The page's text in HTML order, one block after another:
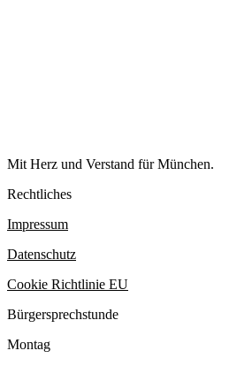
Mit Herz und Verstand für München.
Rechtliches
Impressum
Datenschutz
Cookie Richtlinie EU
Bürgersprechstunde
Montag